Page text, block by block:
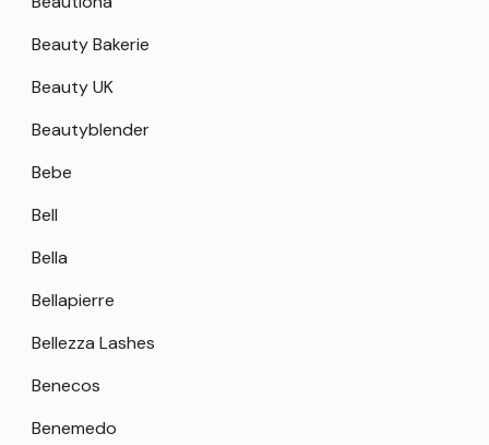
Beauty Bakerie
Beauty UK
Beautyblender
Bebe
Bell
Bella
Bellapierre
Bellezza Lashes
Benecos
Benemedo